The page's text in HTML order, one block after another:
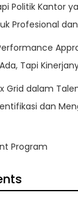
Politik Kantor
Profesional
Tapi
Grid dalam
dan
Program